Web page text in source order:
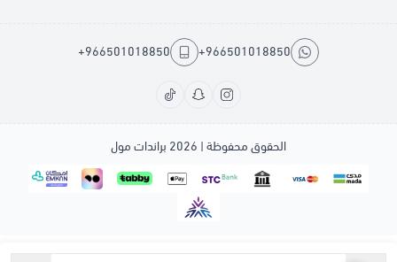
+966501018850
+966501018850
الحقوق محفوظة | 2026 براندات مول